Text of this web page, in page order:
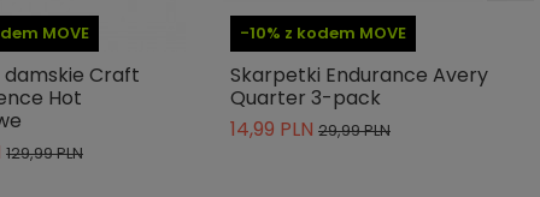
MOVE
damskie Craft
Hot
129,99 PLN
-10% z kodem MOVE
Skarpetki Endurance Avery
Quarter 3-pack
14,99 PLN 29,99 PLN